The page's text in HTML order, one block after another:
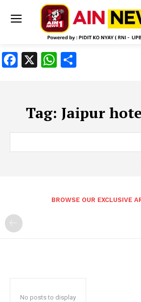
Facebook
X WhatsApp
Tag: Jaipur
BROWSE OUR EXCLUSIVE
No posts to display